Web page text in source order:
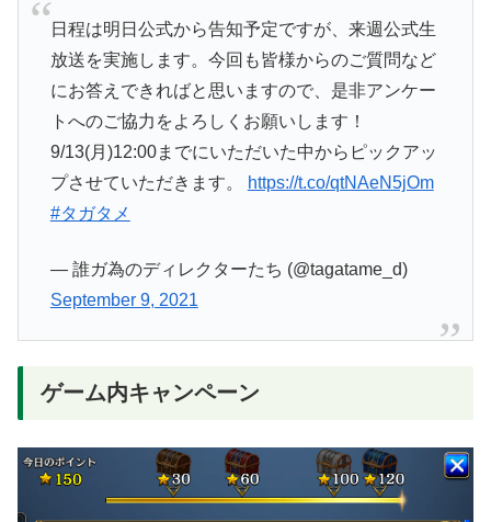
日程は明日公式から告知予定ですが、来週公式生
放送を実施します。今回も皆様からのご質問など
にお答えできればと思いますので、是非アンケー
トへのご協力をよろしくお願いします！
9/13(月)12:00までにいただいた中からピックアッ
プさせていただきます。
https://t.co/qtNAeN5jOm
#タガタメ
— 誰ガ為のディレクターたち (@tagatame_d)
September 9, 2021
ゲーム内キャンペーン